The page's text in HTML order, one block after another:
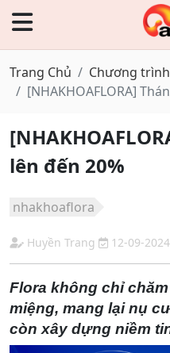
Trang Chủ
Chương
[NHAKHOAFLORA]
lên đến 20%
nhakhoaflora
Huyền Trang 12-09-2024
Flora không chỉ
miệng, mang lại nụ
còn xây dựng niềm